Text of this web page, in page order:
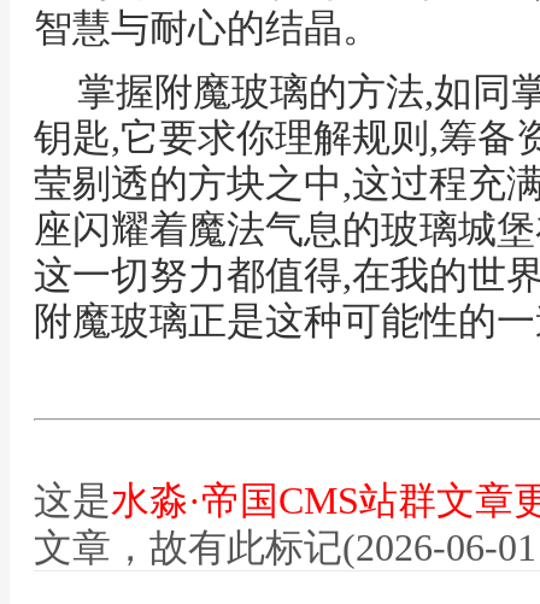
智慧与耐心的结晶。
掌握附魔玻璃的方法,如同
钥匙,它要求你理解规则,筹备
莹剔透的方块之中,这过程充
座闪耀着魔法气息的玻璃城
这一切努力都值得,在我的世
附魔玻璃正是这种可能性的
这是水淼·帝国CMS站群文章
文章，故有此标记(2026-06-